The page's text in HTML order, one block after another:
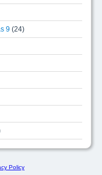
9 (24)
Policy